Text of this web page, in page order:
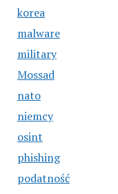
korea
malware
military
Mossad
nato
niemcy
osint
phishing
podatność